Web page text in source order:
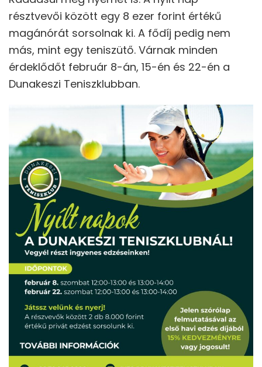
résztvevői között egy 8 ezer forint értékű
magánórát sorsolnak ki. A fődíj pedig nem
más, mint egy teniszütő. Várnak minden
érdeklődőt február 8-án, 15-én és 22-én a
Dunakeszi Teniszklubban.